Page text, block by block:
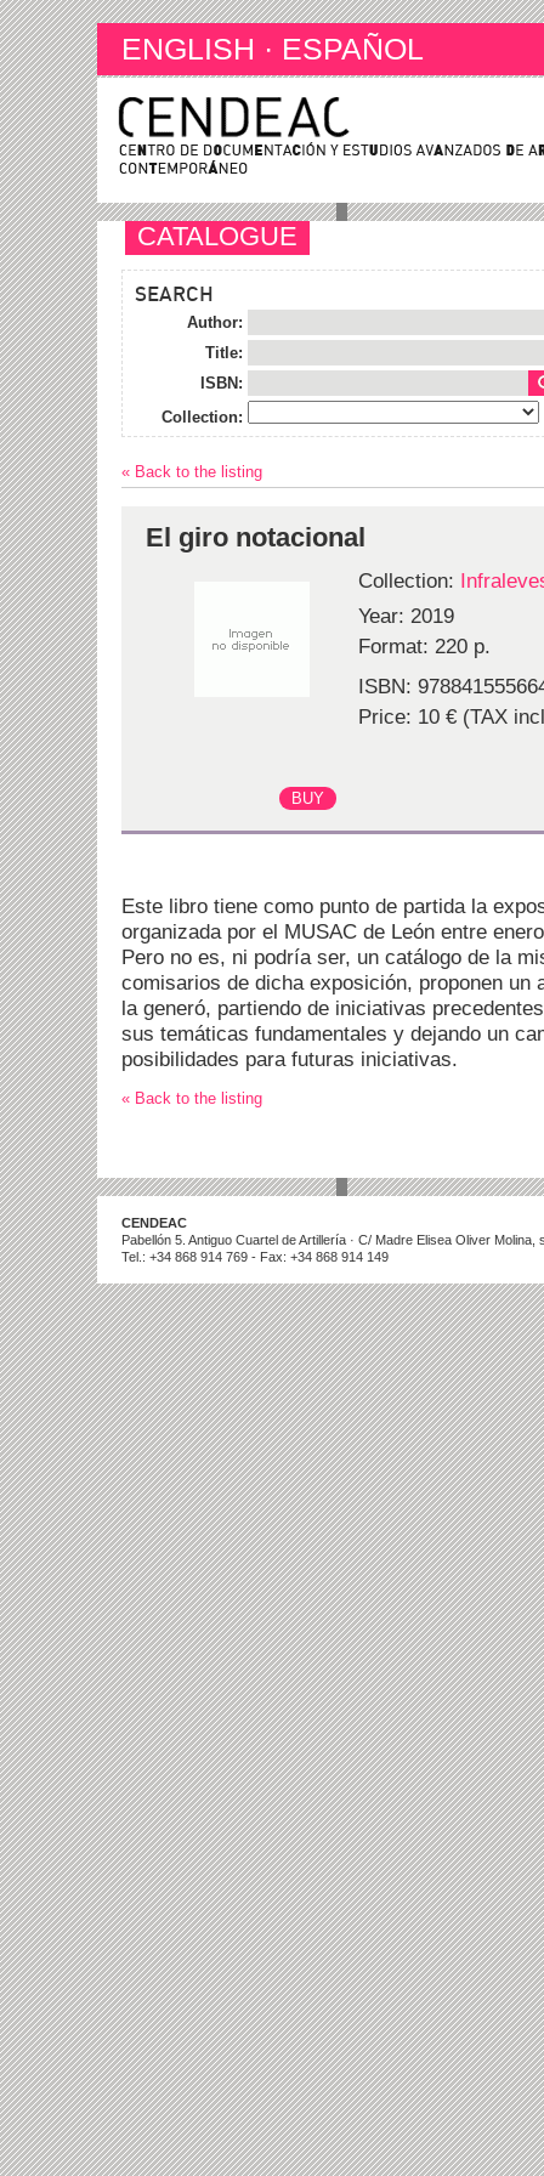
ENGLISH · ESPAÑOL
CATALOGUE
SEARCH
Author:
Title:
ISBN:
Collection:
« Back to the listing
El giro notacional
Collection:
Year: 2019
Format: 220 p.
ISBN:
Price: 10 € (TAX
Este libro tiene como punto de partida la
organizada por el MUSAC de León entre
Pero no es, ni podría ser, un catálogo de la
comisarios de dicha exposición, proponen un
la generó, partiendo de iniciativas
sus temáticas fundamentales y dejando un
posibilidades para futuras iniciativas.
« Back to the listing
CENDEAC
Pabellón 5. Antiguo Cuartel de Artillería · C/ Madre Elisea Oliver
Tel.: +34 868 914 769 - Fax: +34 868 914 149